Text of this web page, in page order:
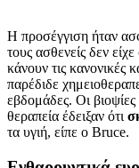
Η προσέγγιση ήταν
τους ασθενείς δεν
κάνουν τις κανονικές
παρέδιδε
εβδομάδες. Οι
θεραπεία έδειξαν ότι
τα υγιή, είπε ο Bruce.